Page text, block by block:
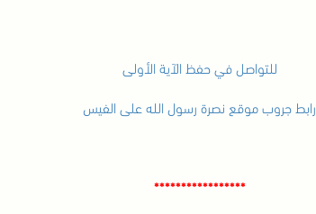
للتواصل في حفظ الآية الأولى
رابط جروب موقع نصرة رسول الله على الفيس
*****************